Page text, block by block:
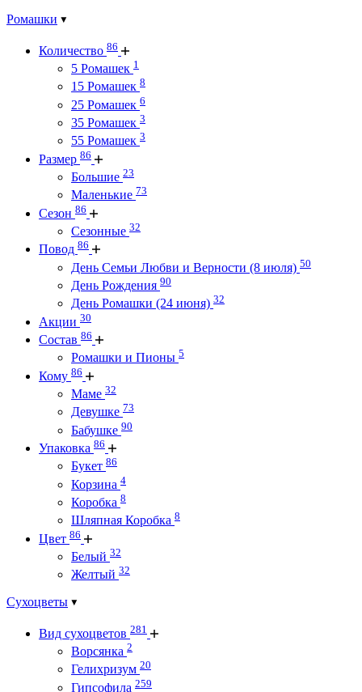
Ромашки
Количество 86
5 Ромашек 1
15 Ромашек 8
25 Ромашек 6
35 Ромашек 3
55 Ромашек 3
Размер 86
Большие 23
Маленькие 73
Сезон 86
Сезонные 32
Повод 86
День Семьи Любви и Верности (8 июля) 50
День Рождения 90
День Ромашки (24 июня) 32
Акции 30
Состав 86
Ромашки и Пионы 5
Кому 86
Маме 32
Девушке 73
Бабушке 90
Упаковка 86
Букет 86
Корзина 4
Коробка 8
Шляпная Коробка 8
Цвет 86
Белый 32
Желтый 32
Сухоцветы
Вид сухоцветов 281
Ворсянка 2
Гелихризум 20
Гипсофила 259